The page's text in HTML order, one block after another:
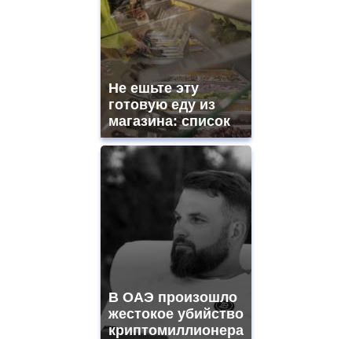
Не ешьте эту
готовую еду из
магазина: список
В ОАЭ произошло
жестокое убийство
криптомиллионера